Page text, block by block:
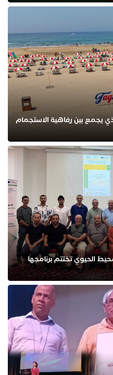
يجمع بين رفاهية الاستجمام
الحيوي تختتم برنامجها